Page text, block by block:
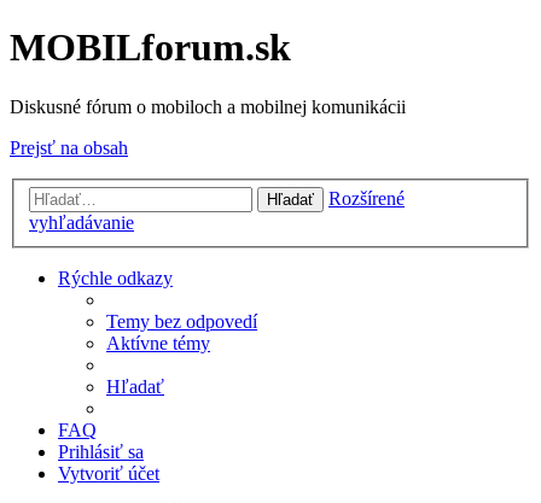
MOBILforum.sk
Diskusné fórum o mobiloch a mobilnej komunikácii
Prejsť na obsah
Hľadať
Rozšírené
vyhľadávanie
Rýchle odkazy
Temy bez odpovedí
Aktívne témy
Hľadať
FAQ
Prihlásiť sa
Vytvoriť účet